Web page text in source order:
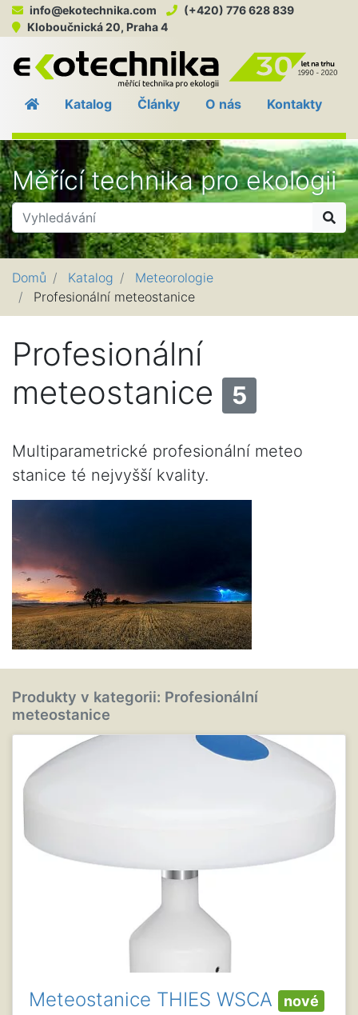
info@ekotechnika.com
(+420) 776 628 839
Kloboučnická 20, Praha 4
Katalog Články O nás Kontakty
Měřící technika pro ekologii
Domů Katalog
Meteorologie
Profesionální meteostanice
Profesionální
meteostanice
5
Multiparametrické profesionální meteo
stanice té nejvyšší kvality.
Produkty v kategorii: Profesionální
meteostanice
Meteostanice THIES WSCA nové